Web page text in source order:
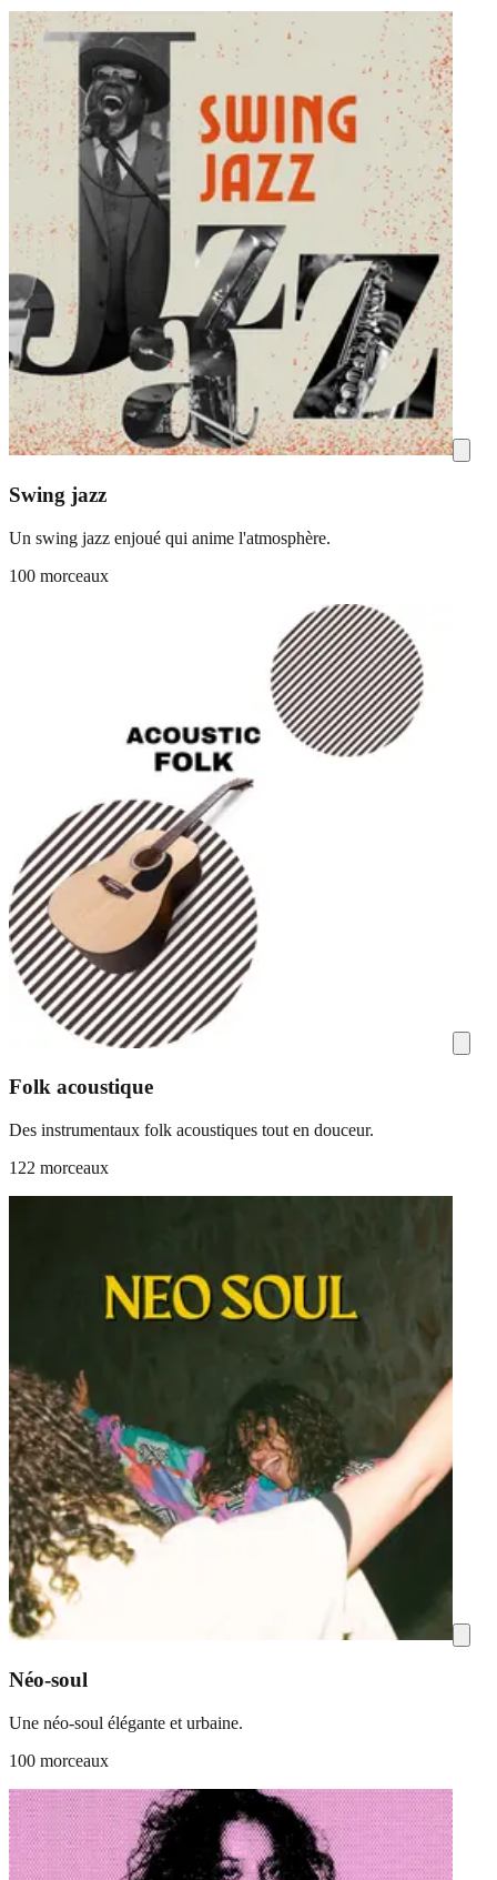
Swing jazz
Un swing jazz enjoué qui anime l'atmosphère.
100 morceaux
Folk acoustique
Des instrumentaux folk acoustiques tout en douceur.
122 morceaux
Néo-soul
Une néo-soul élégante et urbaine.
100 morceaux